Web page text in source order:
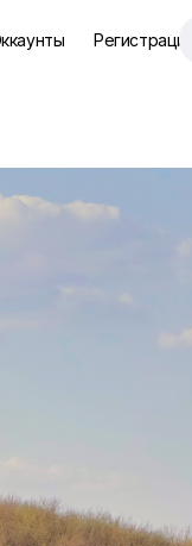
Регистрация